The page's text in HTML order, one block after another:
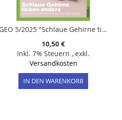
GEO 5/2025 "Schlaue Gehirne ticken anders / Teil 1 |Ich und mein Gehirn|"""
10,50 €
Inkl. 7% Steuern , exkl.
Versandkosten
IN DEN WARENKORB